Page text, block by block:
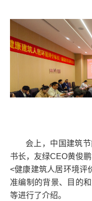
会上，中国建筑节
书长，友绿CEO黄俊
<健康建筑人居环境评
准编制的背景、目的
等进行了介绍。